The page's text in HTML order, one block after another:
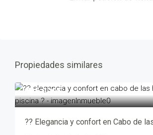
Propiedades similares
785,000€